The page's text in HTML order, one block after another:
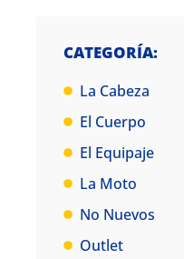
CATEGORÍA:
La Cabeza
El Cuerpo
El Equipaje
La Moto
No Nuevos
Outlet